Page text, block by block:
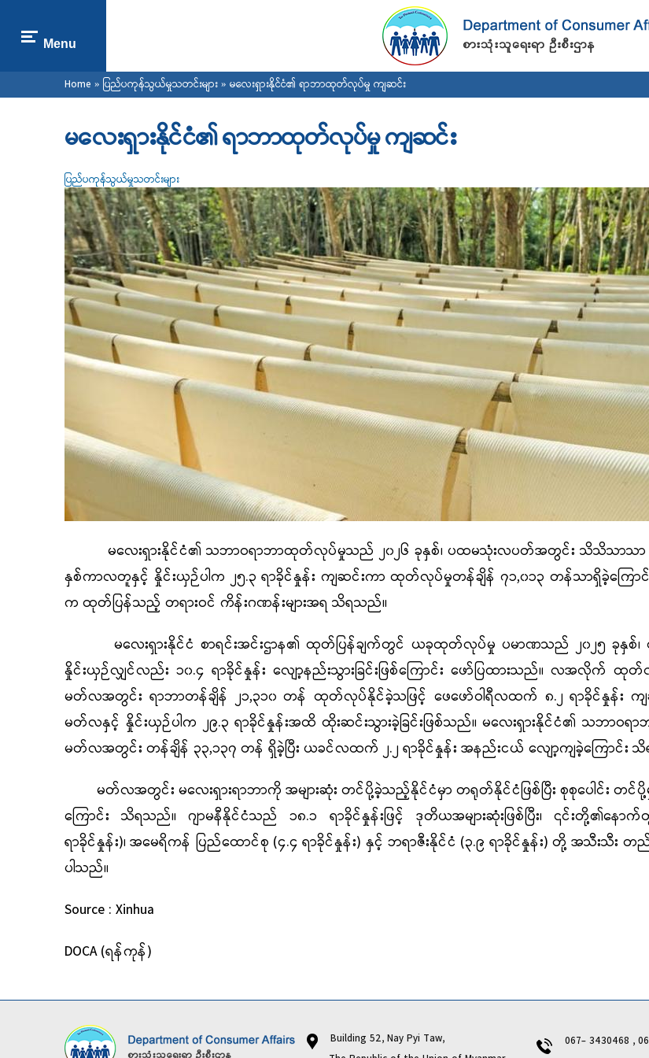
main
content
Menu
You are here
Home » ပြည်ပကုန်သွယ်မှုသတင်းများ» မလေးရှားနိုင်ငံ၏ ရာဘာထုတ်လုပ်မှု ကျဆင်း
မလေးရှားနိုင်ငံ၏ ရာဘာထုတ်လုပ်မှု ကျဆင်း
ပြည်ပကုန်သွယ်မှုသတင်းများ
မလေးရှားနိုင်ငံ၏ သဘာဝရာဘာထုတ်လုပ်မှုသည် ၂၀၂၆ ခုနှစ်၊ ပထမသုံးလပတ်အတွင်း သိသိသာသာ လျ
နှစ်ကာလတူနှင့် နှိုင်းယှဉ်ပါက ၂၅.၃ ရာခိုင်နှုန်း ကျဆင်းကာ ထုတ်လုပ်မှုတန်ချိန် ၇၁,၀၁၃ တန်သာရှိခဲ့ကြေ
က ထုတ်ပြန်သည့် တရားဝင် ကိန်းဂဏန်းများအရ သိရသည်။
မလေးရှားနိုင်ငံ စာရင်းအင်းဌာန၏ ထုတ်ပြန်ချက်တွင် ယခုထုတ်လုပ်မှု ပမာဏသည် ၂၀၂၅ ခုနှစ်၊
နှိုင်းယှဉ်လျှင်လည်း ၁၀.၄ ရာခိုင်နှုန်း လျော့နည်းသွားခြင်းဖြစ်ကြောင်း ဖော်ပြထားသည်။ လအလိုက် ထုတ်
မတ်လအတွင်း ရာဘာတန်ချိန် ၂၁,၃၁၀ တန် ထုတ်လုပ်နိုင်ခဲ့သဖြင့် ဖေဖော်ဝါရီလထက် ၈.၂ ရာခိုင်နှုန်း ကျဆ
မတ်လနှင့် နှိုင်းယှဉ်ပါက ၂၉.၃ ရာခိုင်နှုန်းအထိ ထိုးဆင်းသွားခဲ့ခြင်းဖြစ်သည်။ မလေးရှားနိုင်ငံ၏ သဘာဝရ
မတ်လအတွင်း တန်ချိန် ၃၃,၁၃၇ တန် ရှိခဲ့ပြီး ယခင်လထက် ၂.၂ ရာခိုင်နှုန်း အနည်းငယ် လျော့ကျခဲ့ကြောင်း
မတ်လအတွင်း မလေးရှားရာဘာကို အများဆုံး တင်ပို့ခဲ့သည့်နိုင်ငံမှာ တရုတ်နိုင်ငံဖြစ်ပြီး စုစုပေါင်း တင်ပို့
ကြောင်း သိရသည်။ ဂျာမနီနိုင်ငံသည် ၁၈.၁ ရာခိုင်နှုန်းဖြင့် ဒုတိယအများဆုံးဖြစ်ပြီး၊ ၎င်းတို့၏နေ
ရာခိုင်နှုန်း)၊ အမေရိကန် ပြည်ထောင်စု (၄.၄ ရာခိုင်နှုန်း) နှင့် ဘရာဇီးနိုင်ငံ (၃.၉ ရာခိုင်နှုန်း) တို့ အသီးသီး တ
ပါသည်။
Source : Xinhua
DOCA (ရန်ကုန်)
Building 52, Nay Pyi Taw,
067- 3430468 ,